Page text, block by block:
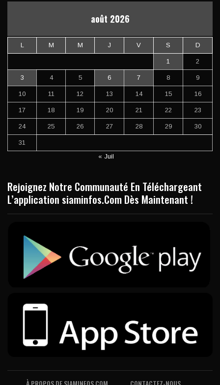
août 2026
L M M J V S D
1 2
3 4 5 6 7 8 9
10 11 12 13 14 15 16
17 18 19 20 21 22 23
24 25 26 27 28 29 30
31
« Juil
Rejoignez Notre Communauté En Téléchargeant
L’application siaminfos.Com Dès Maintenant !